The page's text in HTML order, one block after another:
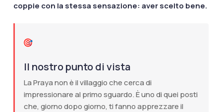
coppie con la stessa sensazione: aver scelto bene.
Il nostro punto di vista
La Praya non è il villaggio che cerca di
impressionare al primo sguardo. È uno di quei posti
che, giorno dopo giorno, ti fanno apprezzare il